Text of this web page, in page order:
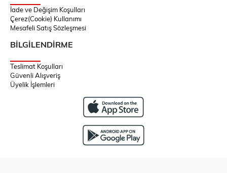
İade ve Değişim Koşulları
Çerez(Cookie) Kullanımı
Mesafeli Satış Sözleşmesi
BİLGİLENDİRME
Teslimat Koşulları
Güvenli Alışveriş
Üyelik İşlemleri